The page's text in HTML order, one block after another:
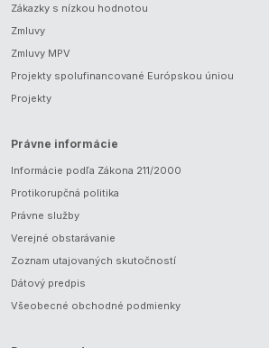
Zákazky s nízkou hodnotou
Zmluvy
Zmluvy MPV
Projekty spolufinancované Európskou úniou
Projekty
Právne informácie
Informácie podľa Zákona 211/2000
Protikorupčná politika
Právne služby
Verejné obstarávanie
Zoznam utajovaných skutočností
Dátový predpis
Všeobecné obchodné podmienky